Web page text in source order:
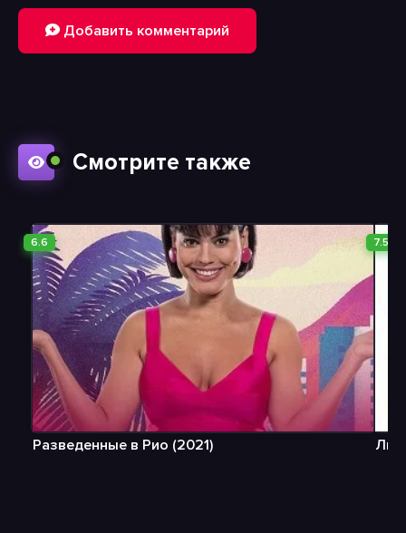
Добавить комментарий
Смотрите также
6.6
Разведенные в Рио (2021)
7.5